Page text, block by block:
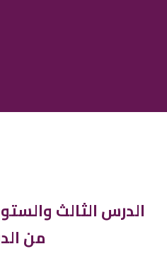
الدرس الثالث
من